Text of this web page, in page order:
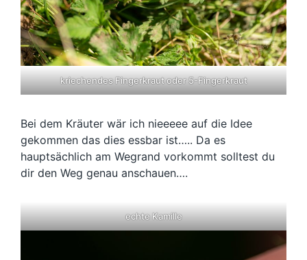
kriechendes Fingerkraut oder 5-Fingerkraut
Bei dem Kräuter wär ich nieeeee auf die Idee
gekommen das dies essbar ist….. Da es
hauptsächlich am Wegrand vorkommt solltest du
dir den Weg genau anschauen….
echte Kamille